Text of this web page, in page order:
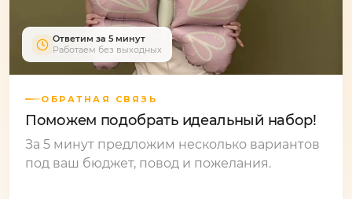
Ответим за 5 минут
Работаем без выходных
ОБРАТНАЯ СВЯЗЬ
Поможем подобрать идеальный набор!
За 5 минут предложим несколько вариантов
под ваш бюджет, повод и пожелания.